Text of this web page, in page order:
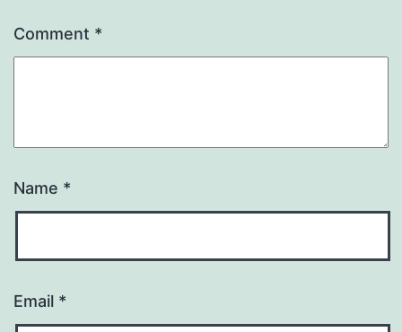
Comment *
Name *
Email *